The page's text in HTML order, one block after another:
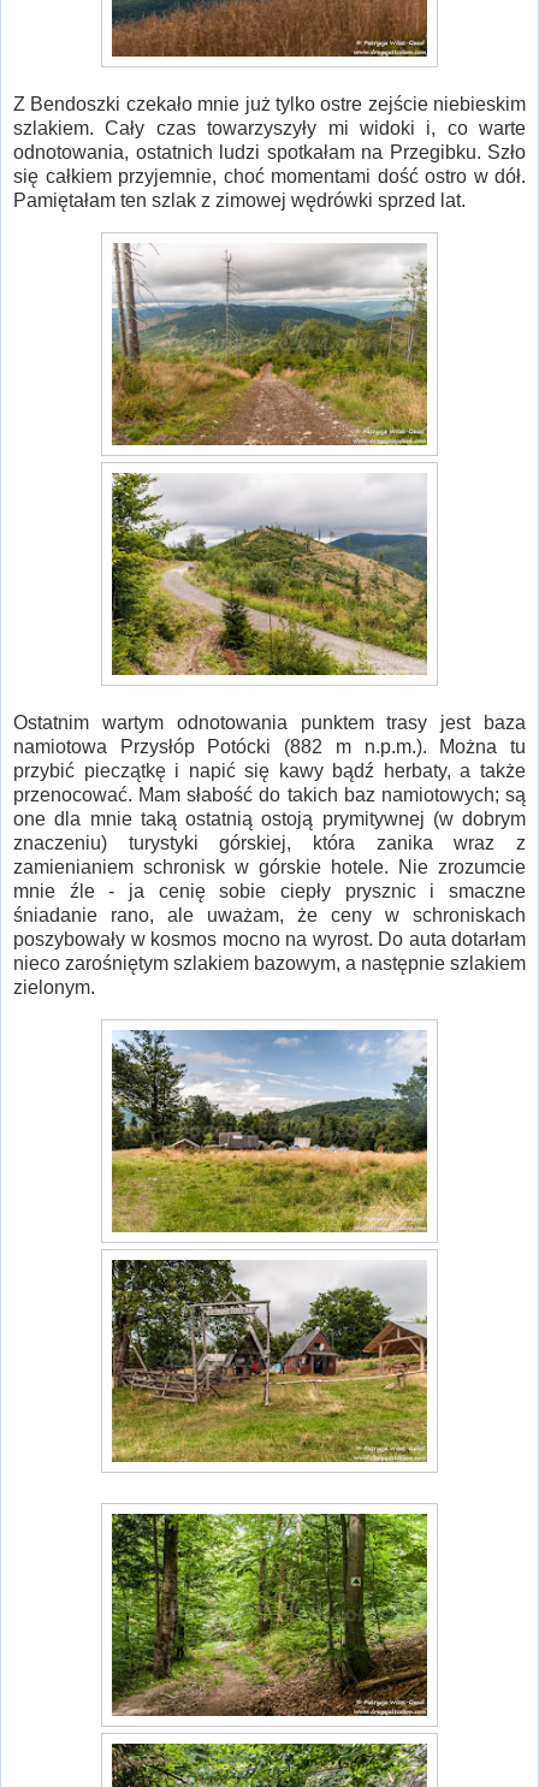
Z Bendoszki czekało mnie już tylko ostre zejście niebieskim
szlakiem. Cały czas towarzyszyły mi widoki i, co warte
odnotowania, ostatnich ludzi spotkałam na Przegibku. Szło
się całkiem przyjemnie, choć momentami dość ostro w dół.
Pamiętałam ten szlak z zimowej wędrówki sprzed lat.
Ostatnim wartym odnotowania punktem trasy jest baza
namiotowa Przysłóp Potócki (882 m n.p.m.). Można tu
przybić pieczątkę i napić się kawy bądź herbaty, a także
przenocować. Mam słabość do takich baz namiotowych; są
one dla mnie taką ostatnią ostoją prymitywnej (w dobrym
znaczeniu) turystyki górskiej, która zanika wraz z
zamienianiem schronisk w górskie hotele. Nie zrozumcie
mnie źle - ja cenię sobie ciepły prysznic i smaczne
śniadanie rano, ale uważam, że ceny w schroniskach
poszybowały w kosmos mocno na wyrost. Do auta dotarłam
nieco zarośniętym szlakiem bazowym, a następnie szlakiem
zielonym.